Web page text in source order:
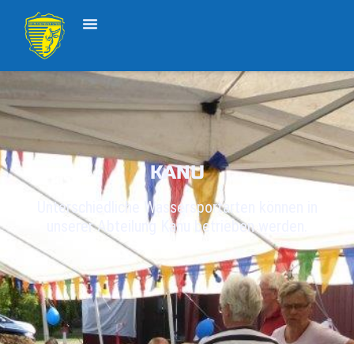
KANU
Unterschiedliche Wassersportarten können in
unserer Abteilung Kanu betrieben werden.